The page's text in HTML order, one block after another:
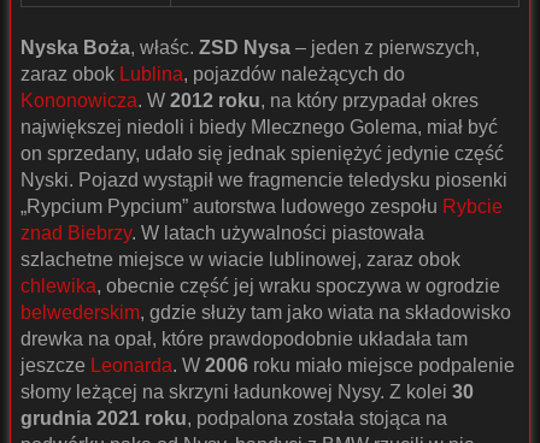
Nyska Boża, właśc. ZSD Nysa – jeden z pierwszych,
zaraz obok Lublina, pojazdów należących do
Kononowicza. W 2012 roku, na który przypadał okres
największej niedoli i biedy Mlecznego Golema, miał być
on sprzedany, udało się jednak spieniężyć jedynie część
Nyski. Pojazd wystąpił we fragmencie teledysku piosenki
„Rypcium Pypcium” autorstwa ludowego zespołu Rybcie
znad Biebrzy. W latach używalności piastowała
szlachetne miejsce w wiacie lublinowej, zaraz obok
chlewika, obecnie część jej wraku spoczywa w ogrodzie
belwederskim, gdzie służy tam jako wiata na składowisko
drewka na opał, które prawdopodobnie układała tam
jeszcze Leonarda. W 2006 roku miało miejsce podpalenie
słomy leżącej na skrzyni ładunkowej Nysy. Z kolei 30
grudnia 2021 roku, podpalona została stojąca na